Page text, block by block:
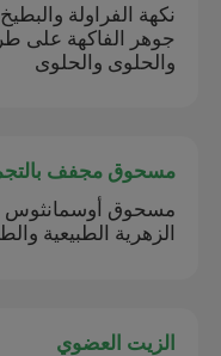
نكهة الفراولة
جوهر الفاكهة على
والحلوى والحلوى
مسحوق مجفف
مسحوق أوسمانثوس
الزهرية الطبيعية
الزيت العضوي